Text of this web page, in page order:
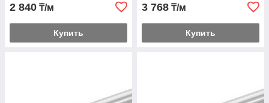
2 840 ₸/м
Купить
3 768 ₸/м
Купить